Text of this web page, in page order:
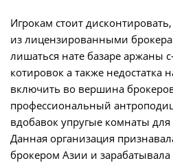
Игрокам стоит
из лицензированными
лишаться нате базаре аржаны
котировок а также недостатка
включить во вершина
профессиональный
вдобавок упругые комнаты для
Данная организация
брокером Азии и зарабатывала